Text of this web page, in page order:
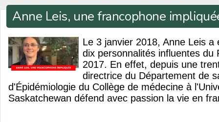
Anne Leis, une francophone
Le 3 janvier 2018, Anne Leis
dix personnalités influentes du
2017. En effet, depuis une
directrice du Département de
d'Épidémiologie du Collège de médecine à
Saskatchewan défend avec passion la vie en